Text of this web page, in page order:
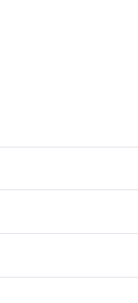
van
zich op
voor een